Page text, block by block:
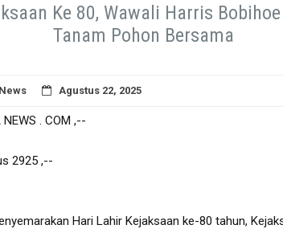
Ke 80, Wawali Harris
Tanam Pohon Bersama
Agustus 22, 2025
. COM ,--
2925 ,--
Hari Lahir Kejaksaan ke-80 tahun,